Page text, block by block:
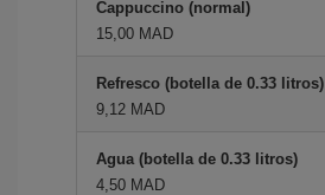
Cappuccino (normal)
15,00 MAD
Refresco (botella de 0.33 litros)
9,12 MAD
Agua (botella de 0.33 litros)
4,50 MAD